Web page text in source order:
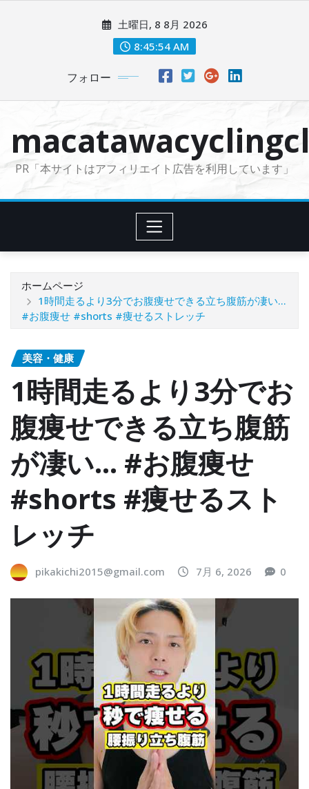
に
土曜日, 8 8月 2026
8:45:56 AM
フォロー
PR「本サイトはアフィリエイト広告を利用しています」
ホームページ
1時間走るより3分でお腹痩せできる立ち腹筋が凄い…
#お腹痩せ #shorts #痩せるストレッチ
美容・健康
1時間走るより3分でお
腹痩せできる立ち腹筋
が凄い… #お腹痩せ
#shorts #痩せるスト
レッチ
pikakichi2015@gmail.com 7月 6, 2026 0